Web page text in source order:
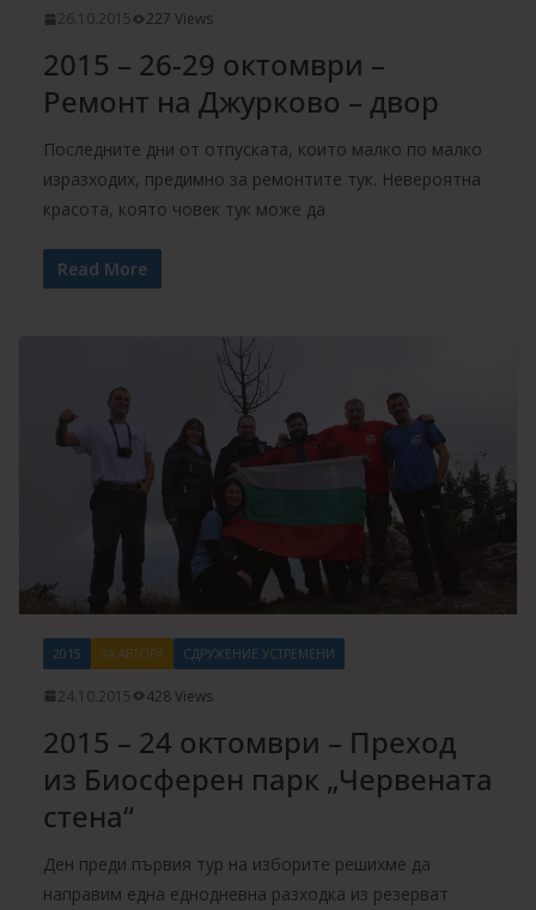
26.10.2015 227 Views
2015 – 26-29 октомври –
Ремонт на Джурково – двор
Последните дни от отпуската, които малко по малко
изразходих, предимно за ремонтите тук. Невероятна
красота, която човек тук може да
Read More
2015 ЗА АВТОРА СДРУЖЕНИЕ УСТРЕМЕНИ
24.10.2015 428 Views
2015 – 24 октомври – Преход
из Биосферен парк „Червената
стена“
Ден преди първия тур на изборите решихме да
направим една еднодневна разходка из резерват